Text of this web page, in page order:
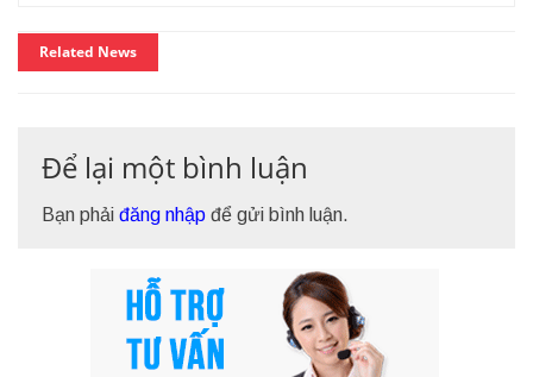
Related News
Để lại một bình luận
Bạn phải đăng nhập để gửi bình luận.